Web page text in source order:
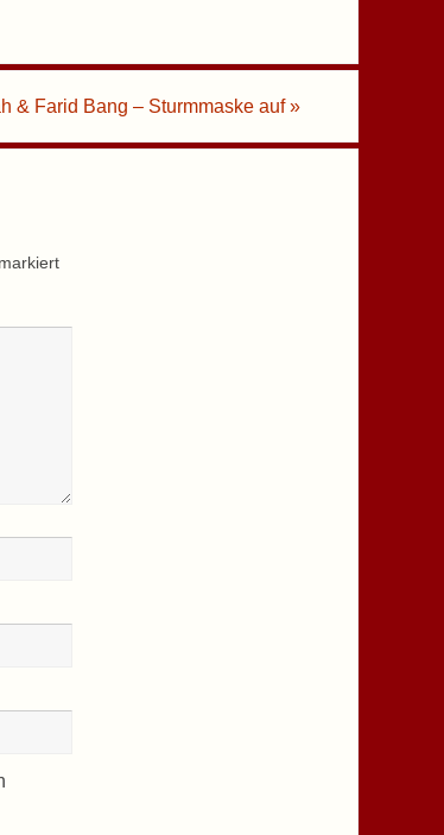
& Farid Bang – Sturmmaske auf»
markiert